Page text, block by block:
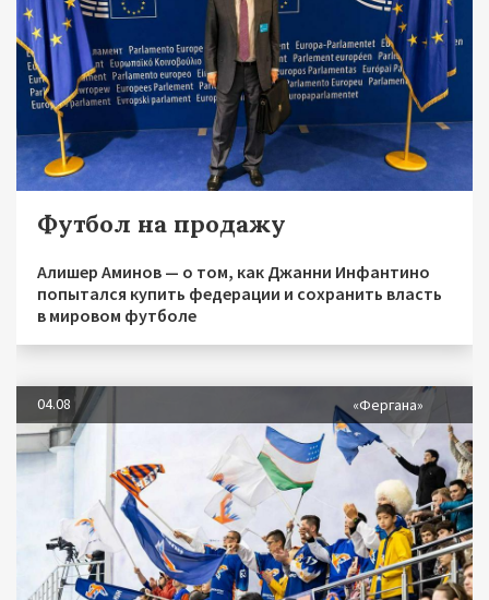
Футбол на продажу
Алишер Аминов — о том, как Джанни Инфантино
попытался купить федерации и сохранить власть
в мировом футболе
04.08 «Фергана»